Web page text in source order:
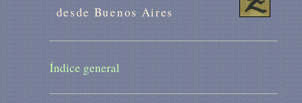
desde Buenos Aires
Índice general